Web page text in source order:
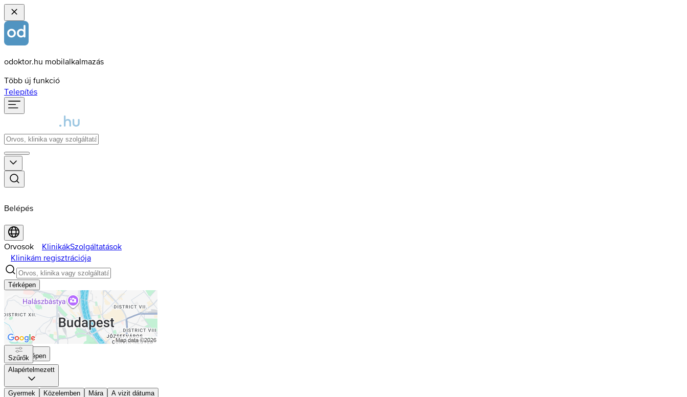
odoktor.hu mobilalkalmazás
Több új funkció
Telepítés
Belépés
Orvosok KlinikákSzolgáltatások
Klinikám regisztrációja
Térképen
Térképen
Szűrők
Alapértelmezett
Gyermek Közelemben Mára
A vizit dátuma